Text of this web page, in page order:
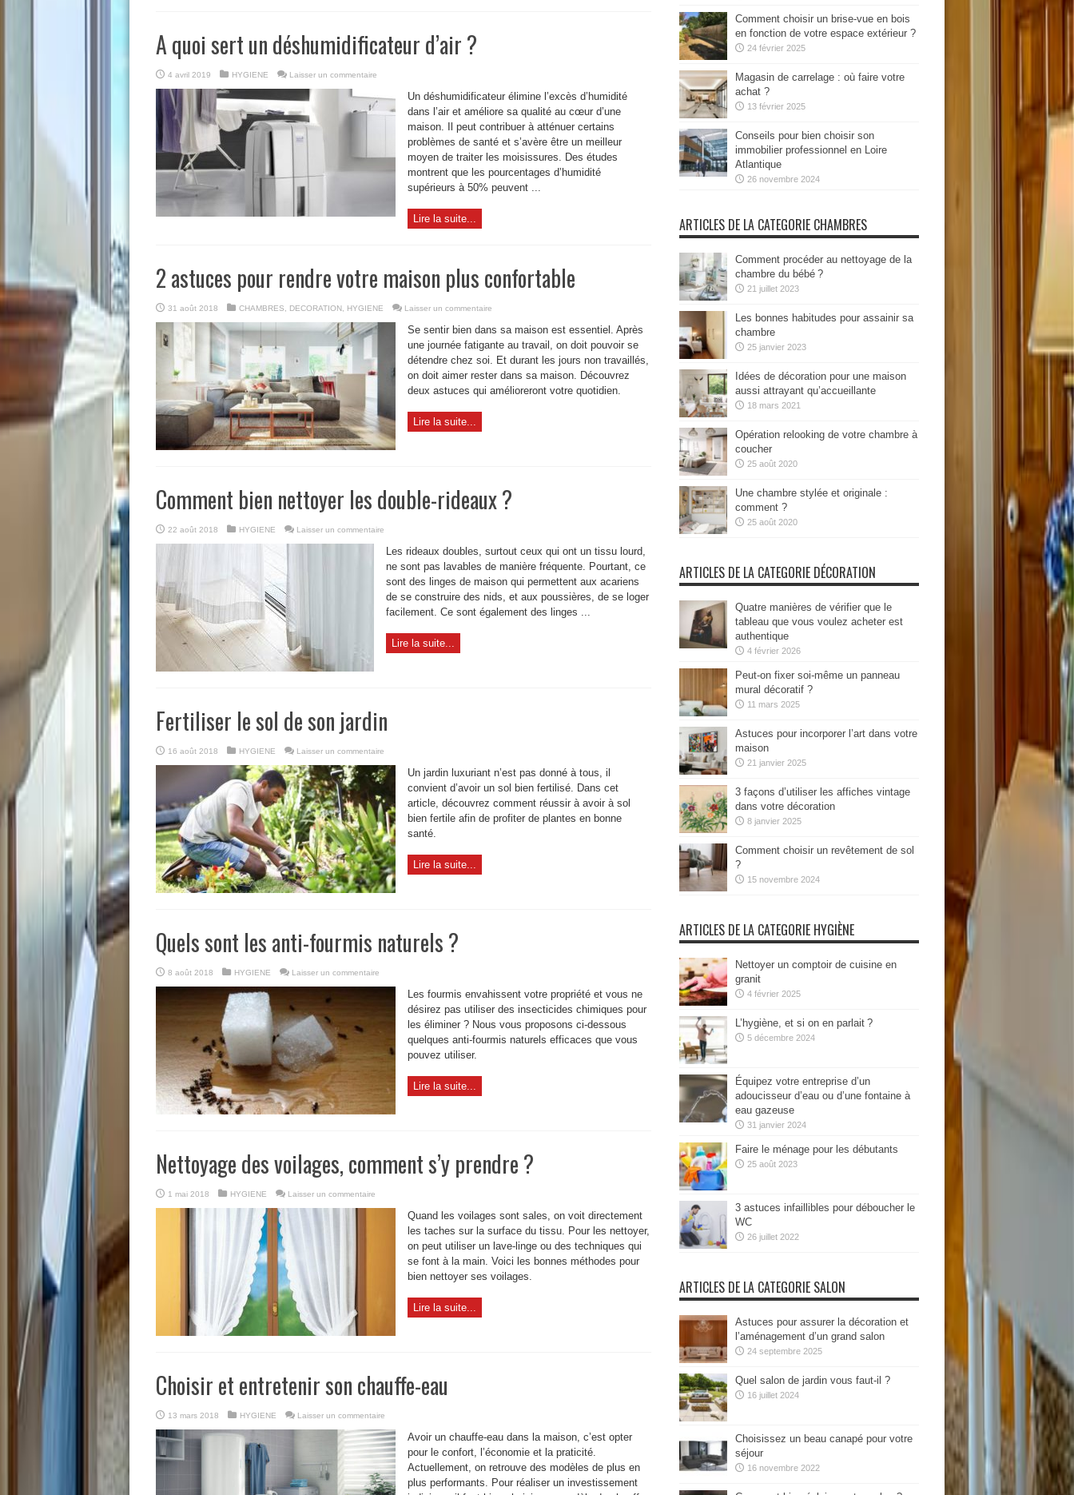
A quoi sert un déshumidificateur d’air ?
4 avril 2019 HYGIENE Laisser un commentaire
Un déshumidificateur élimine l’excès d’humidité
dans l’air et améliore sa qualité au cœur d’une
maison. Il peut contribuer à atténuer certains
problèmes de santé et s’avère être un meilleur
moyen de traiter les moisissures. Des études
montrent que les pourcentages d’humidité
supérieurs à 50% peuvent ...
Lire la suite...
2 astuces pour rendre votre maison plus confortable
31 août 2018 CHAMBRES DECORATION, HYGIENE Laisser un commentaire
Se sentir bien dans sa maison est essentiel. Après
une journée fatigante au travail, on doit pouvoir se
détendre chez soi. Et durant les jours non travaillés,
on doit aimer rester dans sa maison. Découvrez
deux astuces qui amélioreront votre quotidien.
Lire la suite...
Comment bien nettoyer les double-rideaux ?
22 août 2018 HYGIENE Laisser un commentaire
Les rideaux doubles, surtout ceux qui ont un tissu lourd,
ne sont pas lavables de manière fréquente. Pourtant, ce
sont des linges de maison qui permettent aux acariens
de se construire des nids, et aux poussières, de se loger
facilement. Ce sont également des linges ...
Lire la suite...
Fertiliser le sol de son jardin
16 août 2018 HYGIENE Laisser un commentaire
Un jardin luxuriant n’est pas donné à tous, il
convient d’avoir un sol bien fertilisé. Dans cet
article, découvrez comment réussir à avoir à sol
bien fertile afin de profiter de plantes en bonne
santé.
Lire la suite...
Quels sont les anti-fourmis naturels ?
8 août 2018 HYGIENE Laisser un commentaire
Les fourmis envahissent votre propriété et vous ne
désirez pas utiliser des insecticides chimiques pour
les éliminer ? Nous vous proposons ci-dessous
quelques anti-fourmis naturels efficaces que vous
pouvez utiliser.
Lire la suite...
Nettoyage des voilages, comment s’y prendre ?
1 mai 2018 HYGIENE Laisser un commentaire
Quand les voilages sont sales, on voit directement
les taches sur la surface du tissu. Pour les nettoyer,
on peut utiliser un lave-linge ou des techniques qui
se font à la main. Voici les bonnes méthodes pour
bien nettoyer ses voilages.
Lire la suite...
Choisir et entretenir son chauffe-eau
13 mars 2018 HYGIENE Laisser un commentaire
Avoir un chauffe-eau dans la maison, c’est opter
pour le confort, l’économie et la praticité.
Actuellement, on retrouve des modèles de plus en
plus performants. Pour réaliser un investissement
Comment choisir un brise-vue en bois
en fonction de votre espace extérieur ?
24 février 2025
Magasin de carrelage : où faire votre
achat ?
13 février 2025
Conseils pour bien choisir son
immobilier professionnel en Loire
Atlantique
26 novembre 2024
ARTICLES DE LA CATEGORIE CHAMBRES
Comment procéder au nettoyage de la
chambre du bébé ?
21 juillet 2023
Les bonnes habitudes pour assainir sa
chambre
25 janvier 2023
Idées de décoration pour une maison
aussi attrayant qu’accueillante
18 mars 2021
Opération relooking de votre chambre à
coucher
25 août 2020
Une chambre stylée et originale :
comment ?
25 août 2020
ARTICLES DE LA CATEGORIE DÉCORATION
Quatre manières de vérifier que le
tableau que vous voulez acheter est
authentique
4 février 2026
Peut-on fixer soi-même un panneau
mural décoratif ?
11 mars 2025
Astuces pour incorporer l’art dans votre
maison
21 janvier 2025
3 façons d’utiliser les affiches vintage
dans votre décoration
8 janvier 2025
Comment choisir un revêtement de sol
?
15 novembre 2024
ARTICLES DE LA CATEGORIE HYGIÈNE
Nettoyer un comptoir de cuisine en
granit
4 février 2025
L’hygiène, et si on en parlait ?
5 décembre 2024
Équipez votre entreprise d’un
adoucisseur d’eau ou d’une fontaine à
eau gazeuse
31 janvier 2024
Faire le ménage pour les débutants
25 août 2023
3 astuces infaillibles pour déboucher le
WC
26 juillet 2022
ARTICLES DE LA CATEGORIE SALON
Astuces pour assurer la décoration et
l’aménagement d’un grand salon
24 septembre 2025
Quel salon de jardin vous faut-il ?
16 juillet 2024
Choisissez un beau canapé pour votre
séjour
16 novembre 2022